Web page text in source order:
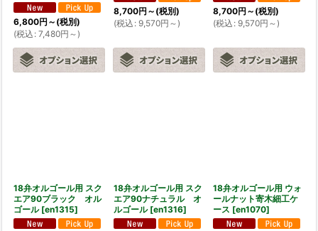
6,800円 ～ (税別)
(税込 : 7,480円 ～)
8,700円 ～ (税別)
(税込 : 9,570円 ～)
8,700円 ～ (税別)
(税込 : 9,570円 ～)
18弁オルゴール用 スク
エア90ブラック オル
ゴール [en1315]
18弁オルゴール用 スク
エア90ナチュラル オ
ルゴール [en1316]
18弁オルゴール用 ウォ
ールナット寄木細工ケ
ース [en1070]